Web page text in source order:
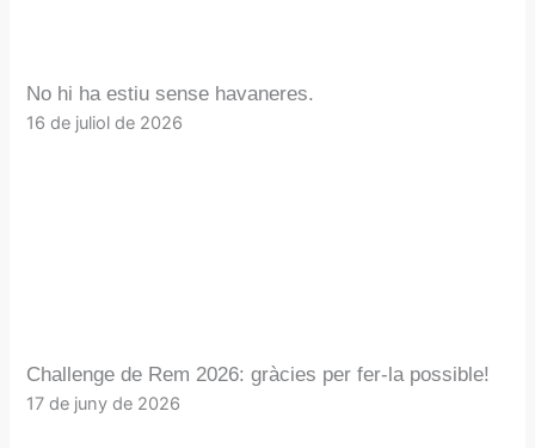
No hi ha estiu sense havaneres.
16 de juliol de 2026
Challenge de Rem 2026: gràcies per fer-la possible!
17 de juny de 2026